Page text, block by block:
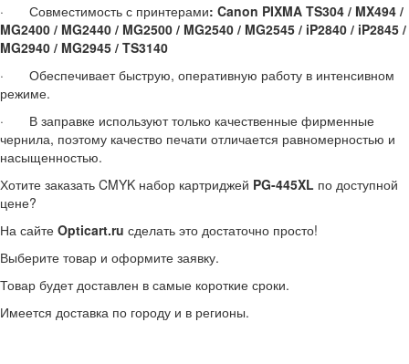
· Совместимость с принтерами: Canon PIXMA TS304 / MX494 /
MG2400 / MG2440 / MG2500 / MG2540 / MG2545 / iP2840 / iP2845 /
MG2940 / MG2945 / TS3140
· Обеспечивает быструю, оперативную работу в интенсивном
режиме.
· В заправке используют только качественные фирменные
чернила, поэтому качество печати отличается равномерностью и
насыщенностью.
Хотите заказать CMYK набор картриджей PG-445XL по доступной
цене?
На сайте Opticart.ru сделать это достаточно просто!
Выберите товар и оформите заявку.
Товар будет доставлен в самые короткие сроки.
Имеется доставка по городу и в регионы.